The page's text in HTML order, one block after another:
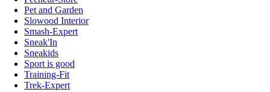
Pet and Garden
Slowood Interior
Smash-Expert
Sneak'In
Sneakids
Sport is good
Training-Fit
Trek-Expert